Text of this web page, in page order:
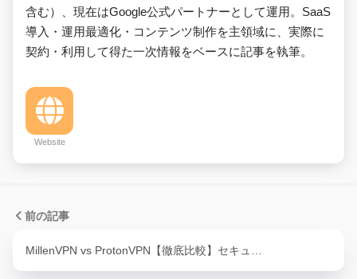
含む）、現在はGoogle公式パートナーとして運用。SaaS
導入・運用最適化・コンテンツ制作を主領域に、実際に
契約・利用して得た一次情報をベースに記事を執筆。
Website
前の記事
MillenVPN vs ProtonVPN【徹底比較】セキュ…